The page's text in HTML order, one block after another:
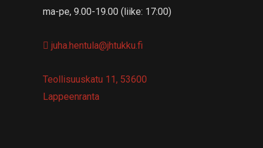
ma-pe, 9.00-19.00 (liike: 17:00)
juha.hentula@jhtukku.fi
Teollisuuskatu 11, 53600
Lappeenranta